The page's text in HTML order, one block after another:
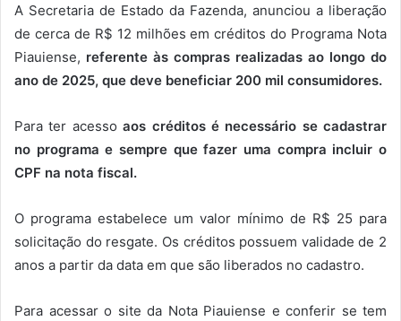
A Secretaria de Estado da Fazenda, anunciou a liberação
de cerca de R$ 12 milhões em créditos do Programa Nota
Piauiense, referente às compras realizadas ao longo do
ano de 2025, que deve beneficiar 200 mil consumidores.
Para ter acesso aos créditos é necessário se cadastrar
no programa e sempre que fazer uma compra incluir o
CPF na nota fiscal.
O programa estabelece um valor mínimo de R$ 25 para
solicitação do resgate. Os créditos possuem validade de 2
anos a partir da data em que são liberados no cadastro.
Para acessar o site da Nota Piauiense e conferir se tem